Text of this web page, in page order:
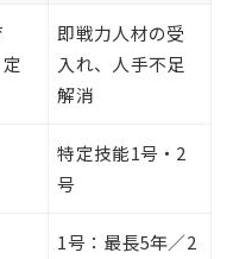
即戦力人材の受
入れ、人手不足
解消
特定技能1号・2
号
1号：最長5年／2